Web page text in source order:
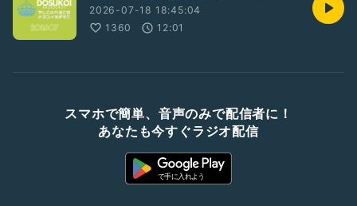
2026-07-18 18:45:04
1360
12:01
スマホで簡単、音声のみで配信者に！
あなたも今すぐラジオ配信